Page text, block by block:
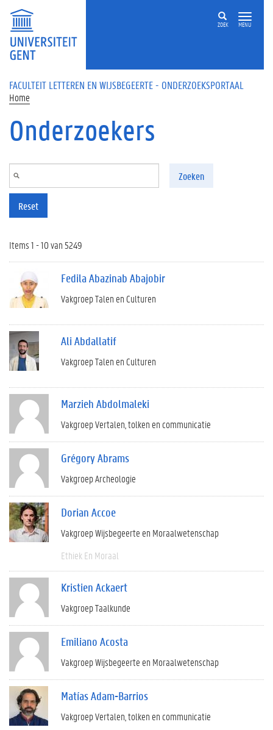
Overslaan en naar de inhoud gaan
ZOEK MENU
FACULTEIT LETTEREN EN WIJSBEGEERTE - ONDERZOEKSPORTAAL
Home
Onderzoekers
Zoeken
Reset
Items 1 - 10 van 5249
Fedila Abazinab Abajobir
Vakgroep Talen en Culturen
Ali Abdallatif
Vakgroep Talen en Culturen
Marzieh Abdolmaleki
Vakgroep Vertalen, tolken en communicatie
Grégory Abrams
Vakgroep Archeologie
Dorian Accoe
Vakgroep Wijsbegeerte en Moraalwetenschap
Ethiek En Moraal
Kristien Ackaert
Vakgroep Taalkunde
Emiliano Acosta
Vakgroep Wijsbegeerte en Moraalwetenschap
Matías Adam-Barrios
Vakgroep Vertalen, tolken en communicatie